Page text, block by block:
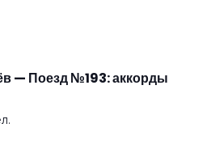
— Поезд №193: аккорды